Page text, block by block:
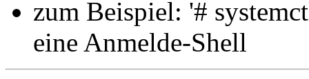
zum Beispiel: '#
eine Anmelde-Shell